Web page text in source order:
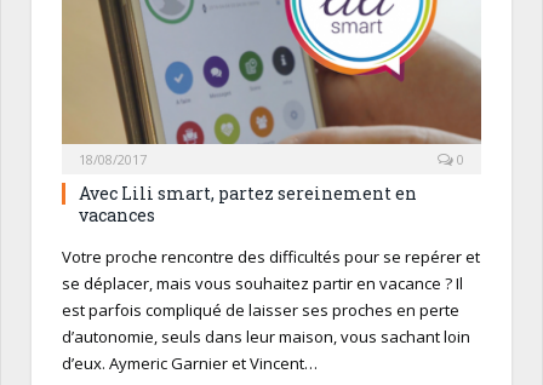
18/08/2017 0
Avec Lili smart, partez sereinement en
vacances
Votre proche rencontre des difficultés pour se repérer et
se déplacer, mais vous souhaitez partir en vacance ? Il
est parfois compliqué de laisser ses proches en perte
d’autonomie, seuls dans leur maison, vous sachant loin
d’eux. Aymeric Garnier et Vincent…